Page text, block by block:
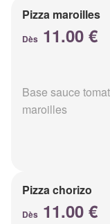
Pizza maroilles
Dès 11.00 €
Base sauce
maroilles
Pizza chorizo
Dès 11.00 €